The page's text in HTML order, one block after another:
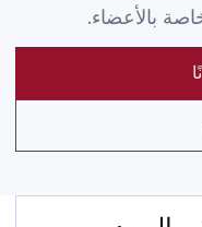
بالأعضاء.